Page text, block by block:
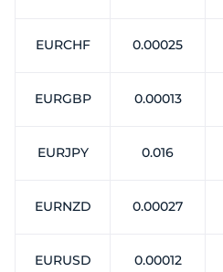
EURCHF 0.00025
EURGBP 0.00013
EURJPY 0.016
EURNZD 0.00027
EURUSD 0.00012